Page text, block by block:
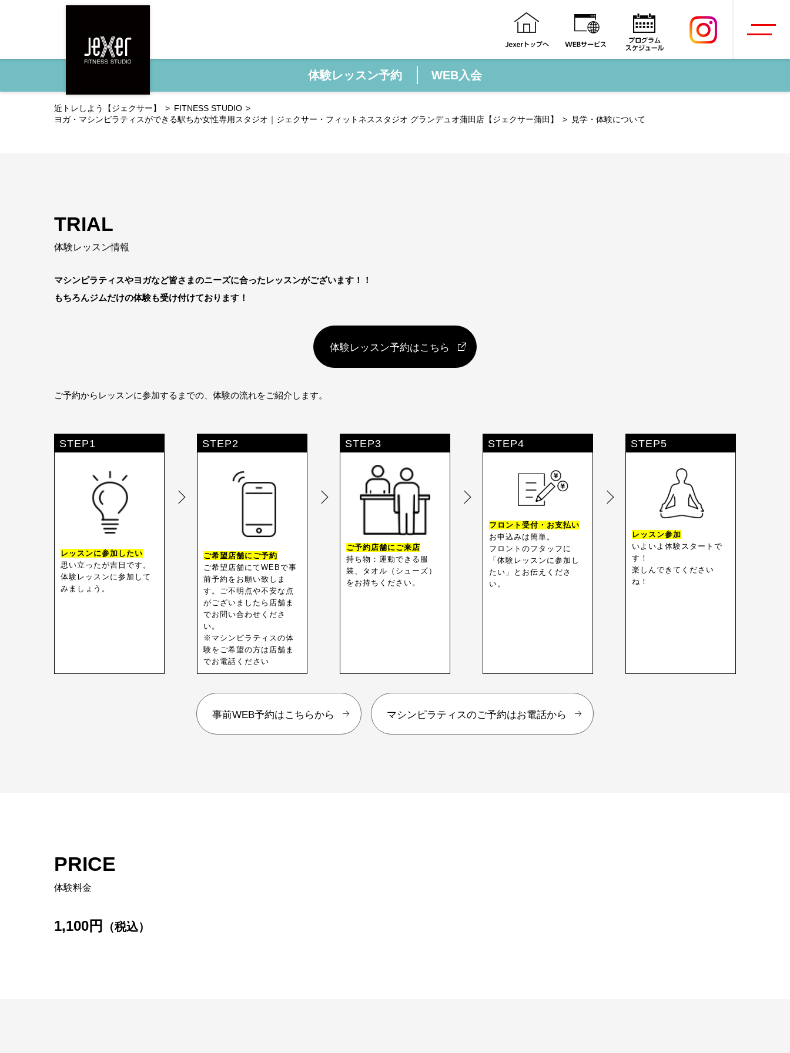
体験レッスン予約 WEB入会
近トレしよう【ジェクサー】
FITNESS STUDIO
ヨガ・マシンピラティスができる駅ちか女性専用スタジオ｜ジェクサー・フィットネススタジオ グランデュオ蒲田店【ジェクサー蒲田】
見学・体験について
TRIAL
体験レッスン情報
マシンピラティスやヨガなど皆さまのニーズに合ったレッスンがございます！！
もちろんジムだけの体験も受け付けております！
体験レッスン予約はこちら
ご予約からレッスンに参加するまでの、体験の流れをご紹介します。
STEP1
レッスンに参加したい
思い立ったが吉日です。
体験レッスンに参加して
みましょう。
STEP2
ご希望店舗にご予約
ご希望店舗にてWEBで事
前予約をお願い致しま
す。ご不明点や不安な点
がございましたら店舗ま
でお問い合わせくださ
い。
※マシンピラティスの体
験をご希望の方は店舗ま
でお電話ください
STEP3
ご予約店舗にご来店
持ち物：運動できる服
装、タオル（シューズ）
をお持ちください。
STEP4
フロント受付・お支払い
お申込みは簡単。
フロントのフタッフに
「体験レッスンに参加し
たい」とお伝えくださ
い。
STEP5
レッスン参加
いよいよ体験スタートで
す！
楽しんできてください
ね！
事前WEB予約はこちらから マシンピラティスのご予約はお電話から
PRICE
体験料金
1,100円 （税込）